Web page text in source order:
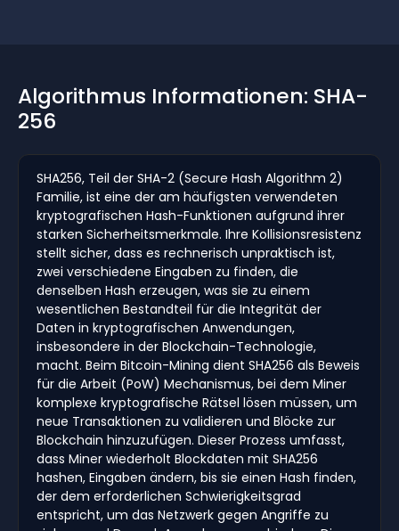
Algorithmus Informationen: SHA-
256
SHA256, Teil der SHA-2 (Secure Hash Algorithm 2)
Familie, ist eine der am häufigsten verwendeten
kryptografischen Hash-Funktionen aufgrund ihrer
starken Sicherheitsmerkmale. Ihre Kollisionsresistenz
stellt sicher, dass es rechnerisch unpraktisch ist,
zwei verschiedene Eingaben zu finden, die
denselben Hash erzeugen, was sie zu einem
wesentlichen Bestandteil für die Integrität der
Daten in kryptografischen Anwendungen,
insbesondere in der Blockchain-Technologie,
macht. Beim Bitcoin-Mining dient SHA256 als Beweis
für die Arbeit (PoW) Mechanismus, bei dem Miner
komplexe kryptografische Rätsel lösen müssen, um
neue Transaktionen zu validieren und Blöcke zur
Blockchain hinzuzufügen. Dieser Prozess umfasst,
dass Miner wiederholt Blockdaten mit SHA256
hashen, Eingaben ändern, bis sie einen Hash finden,
der dem erforderlichen Schwierigkeitsgrad
entspricht, um das Netzwerk gegen Angriffe zu